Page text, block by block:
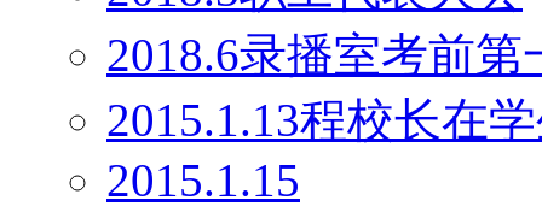
2018.6录播室考前第
2015.1.13程校长在
2015.1.15